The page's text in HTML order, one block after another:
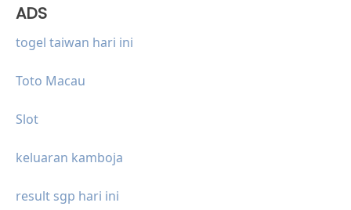
ADS
togel taiwan hari ini
Toto Macau
Slot
keluaran kamboja
result sgp hari ini